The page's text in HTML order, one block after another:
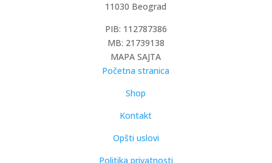
11030 Beograd
PIB: 112787386
MB: 21739138
MAPA SAJTA
Početna stranica
Shop
Kontakt
Opšti uslovi
Politika privatnosti